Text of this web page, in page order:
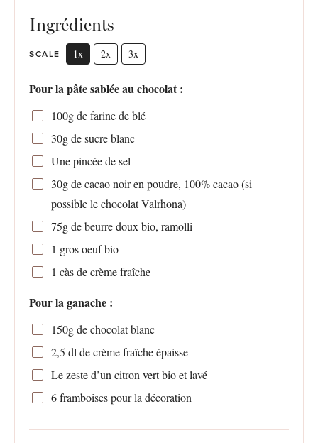
Ingrédients
SCALE 1x 2x 3x
Pour la pâte sablée au chocolat :
100gde farine de blé
30gde sucre blanc
Une pincée de sel
30gde cacao noir en poudre, 100% cacao (si
possible le chocolat Valrhona)
75gde beurre doux bio, ramolli
1 gros oeuf bio
1 càs de crème fraîche
Pour la ganache :
150gde chocolat blanc
2,5 dl de crème fraîche épaisse
Le zeste d’un citron vert bio et lavé
6framboises pour la décoration